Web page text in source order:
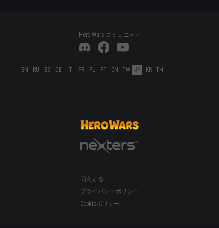
Hero Wars コミュニティ
EN RU ES DE IT FR PL PT CN TW JP KR TH
同意する
プライバシーポリシー
Cookieポリシー